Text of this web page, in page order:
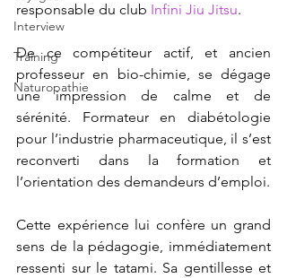
Interview
Training
Naturopathie
responsable du club Infini Jiu Jitsu.
De ce compétiteur actif, et ancien
professeur en bio-chimie, se dégage
une impression de calme et de
sérénité. Formateur en diabétologie
pour l’industrie pharmaceutique, il s’est
reconverti dans la formation et
Cette expérience lui confère un grand
sens de la pédagogie, immédiatement
ressenti sur le tatami. Sa gentillesse et